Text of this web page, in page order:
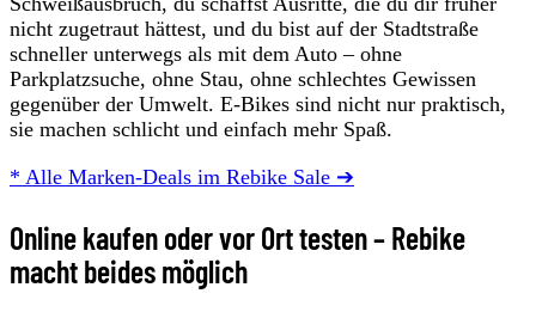
nicht zugetraut hättest, und du bist auf der Stadtstraße
schneller unterwegs als mit dem Auto – ohne
Parkplatzsuche, ohne Stau, ohne schlechtes Gewissen
gegenüber der Umwelt. E-Bikes sind nicht nur praktisch,
sie machen schlicht und einfach mehr Spaß.
* Alle Marken-Deals im Rebike Sale ➔
Online kaufen oder vor Ort testen – Rebike
macht beides möglich